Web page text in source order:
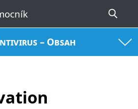
– Obsah